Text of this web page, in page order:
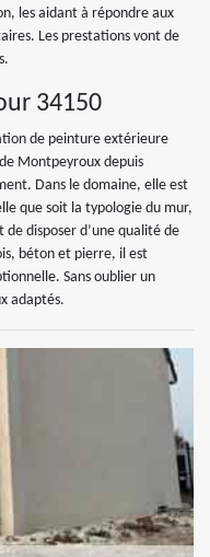
les aidant à répondre aux
Les prestations vont de
34150
de peinture extérieure
Montpeyroux depuis
Dans le domaine, elle est
que soit la typologie du mur,
disposer d’une qualité de
béton et pierre, il est
Sans oublier un
adaptés.